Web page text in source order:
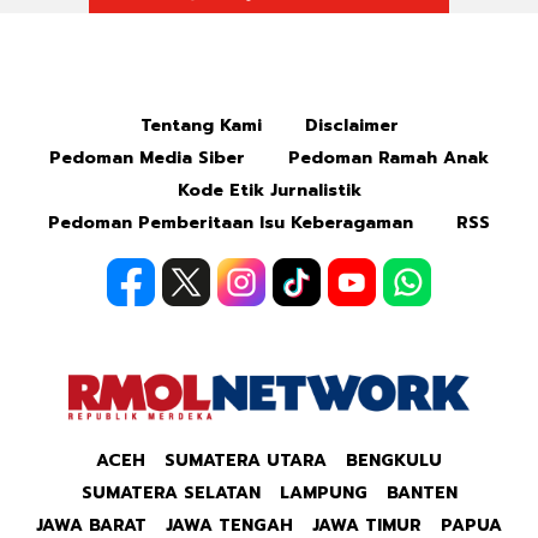
Tentang Kami
Disclaimer
Pedoman Media Siber
Pedoman Ramah Anak
Kode Etik Jurnalistik
Pedoman Pemberitaan Isu Keberagaman
RSS
ACEH SUMATERA UTARA
BENGKULU
SUMATERA SELATAN
LAMPUNG
BANTEN
JAWA BARAT
JAWA TENGAH JAWA TIMUR PAPUA